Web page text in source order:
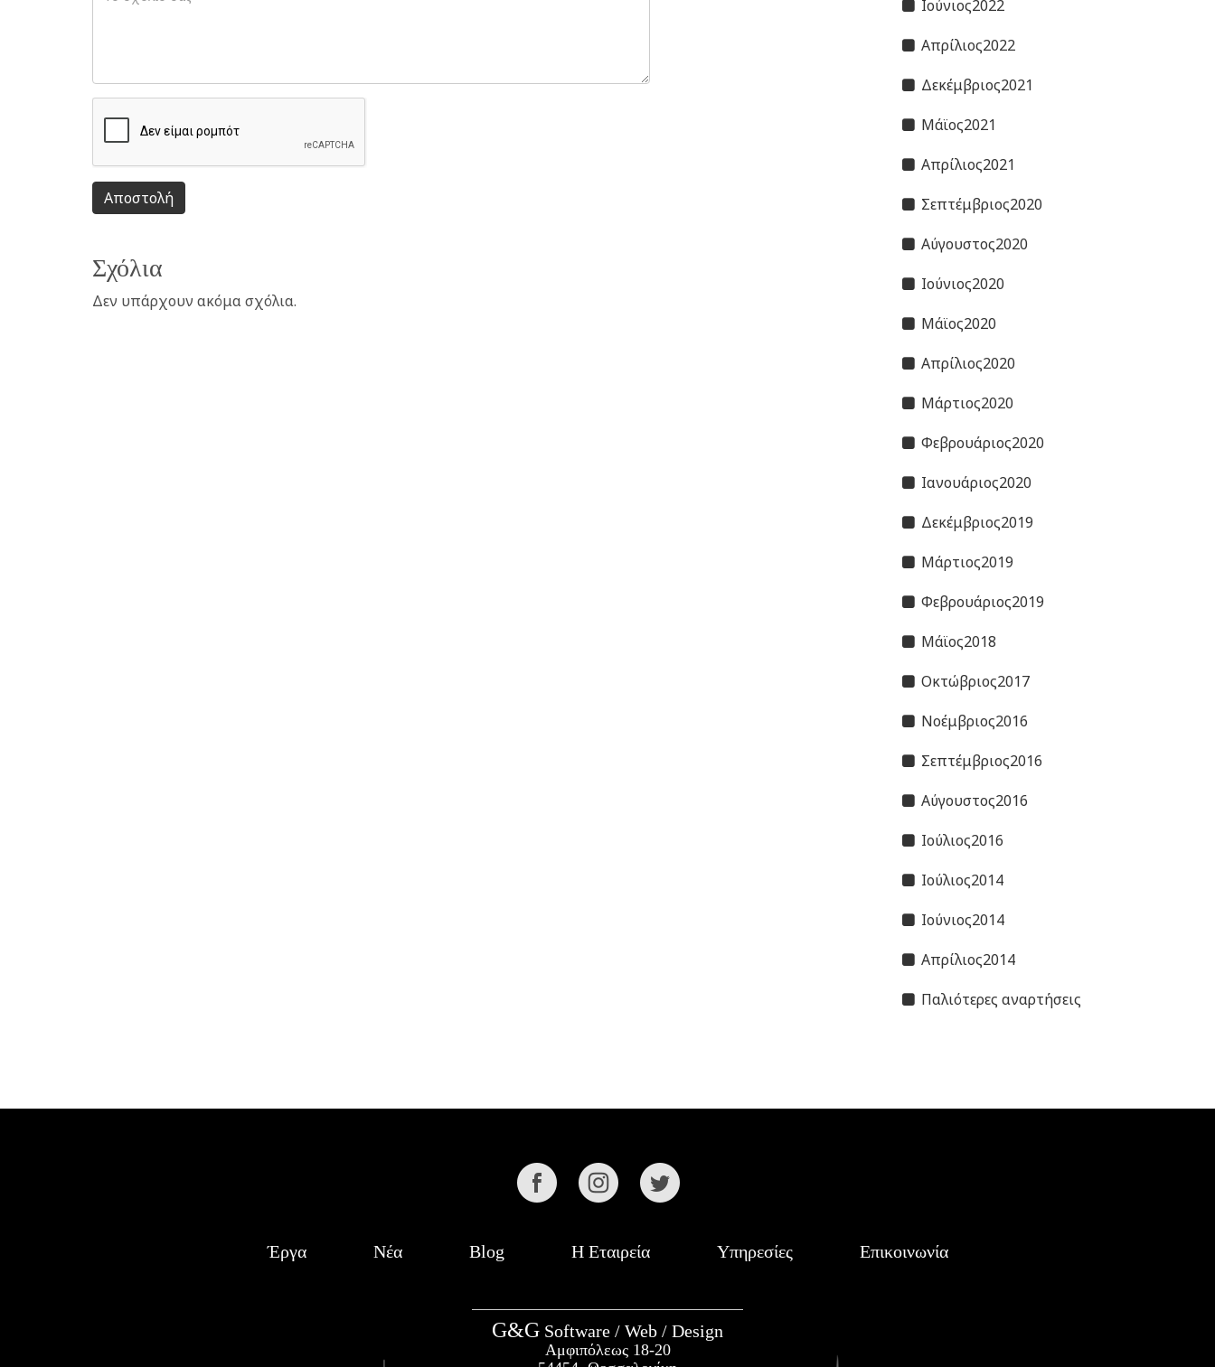
Αποστολή
Σχόλια
Δεν υπάρχουν ακόμα σχόλια.
Ιούνιος2022
Απρίλιος2022
Δεκέμβριος2021
Μάϊος2021
Απρίλιος2021
Σεπτέμβριος2020
Αύγουστος2020
Ιούνιος2020
Μάϊος2020
Απρίλιος2020
Μάρτιος2020
Φεβρουάριος2020
Ιανουάριος2020
Δεκέμβριος2019
Μάρτιος2019
Φεβρουάριος2019
Μάϊος2018
Οκτώβριος2017
Νοέμβριος2016
Σεπτέμβριος2016
Αύγουστος2016
Ιούλιος2016
Ιούλιος2014
Ιούνιος2014
Απρίλιος2014
Παλιότερες αναρτήσεις
Έργα Νέα Blog Η Εταιρεία Υπηρεσίες Επικοινωνία
G&G Software / Web / Design
Αμφιπόλεως 18-20